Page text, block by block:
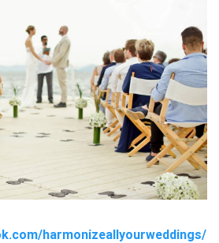
harmonizeallyourweddings/